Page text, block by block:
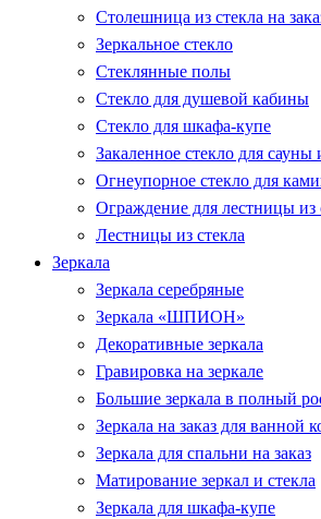
Столешница из стекла на
Зеркальное стекло
Стеклянные полы
Стекло для душевой кабины
Стекло для шкафа-купе
Закаленное стекло для сауны
Огнеупорное стекло для
Ограждение для лестницы из
Лестницы из стекла
Зеркала
Зеркала серебряные
Зеркала «ШПИОН»
Декоративные зеркала
Гравировка на зеркале
Большие зеркала в полный
Зеркала на заказ для ванной
Зеркала для спальни на заказ
Матирование зеркал и стекла
Зеркала для шкафа-купе